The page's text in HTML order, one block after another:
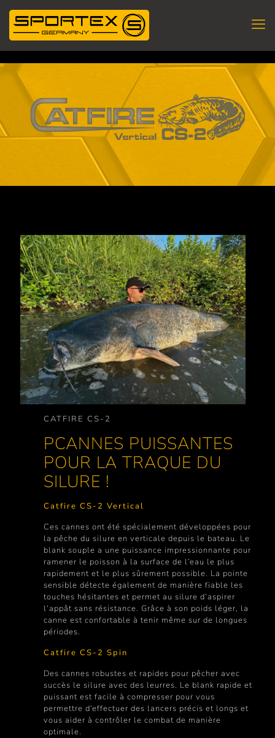
CATFIRE CS-2
PCANNES PUISSANTES
POUR LA TRAQUE DU
SILURE !
Catfire CS-2 Vertical
Ces cannes ont été spécialement développées pour
la pêche du silure en verticale depuis le bateau. Le
blank souple a une puissance impressionnante pour
ramener le poisson à la surface de l‘eau le plus
rapidement et le plus sûrement possible. La pointe
sensible détecte également de manière fiable les
touches hésitantes et permet au silure d‘aspirer
l‘appât sans résistance. Grâce à son poids léger, la
canne est confortable à tenir même sur de longues
périodes.
Catfire CS-2 Spin
Des cannes robustes et rapides pour pêcher avec
succès le silure avec des leurres. Le blank rapide et
puissant est facile à compresser pour vous
permettre d‘effectuer des lancers précis et longs et
vous aider à contrôler le combat de manière
optimale.